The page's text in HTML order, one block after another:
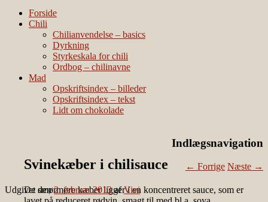
Forside
Chili
Chilianvendelse – basics
Dyrkning
Styrkeskala for chili
Ordbog – chilinavne
Mad
Opskriftsindex – billeder
Opskriftsindex – tekst
Lidt om chokolade
Indlægsnavigation
← Forrige Næste →
Svinekæber i chilisauce
Udgivet den2. februar 2013 afVivi
De smørmøre kæber ligger i en koncentreret sauce, som er